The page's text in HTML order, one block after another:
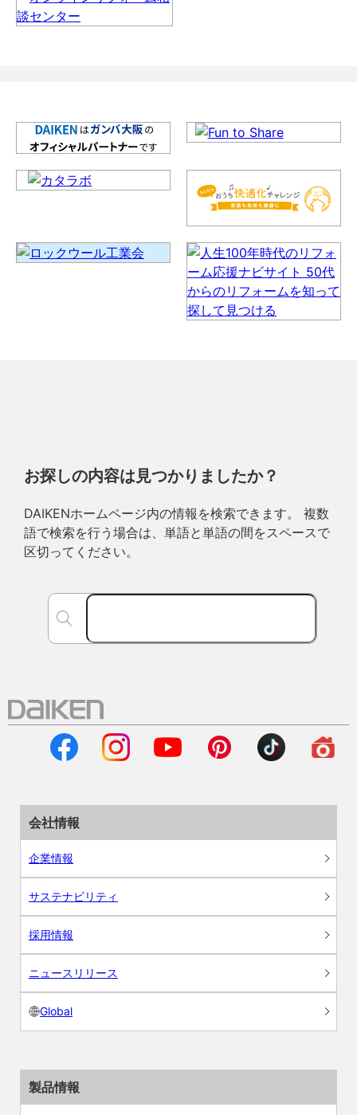
お探しの内容は見つかりましたか？
DAIKENホームページ内の情報を検索できます。 複数
語で検索を行う場合は、単語と単語の間をスペースで
区切ってください。
会社情報
企業情報
サステナビリティ
採用情報
ニュースリリース
Global
製品情報